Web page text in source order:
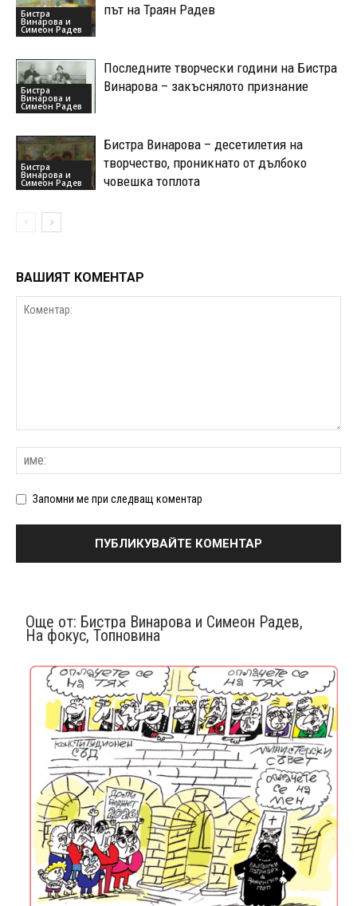
Бистра
Винарова и
Симеон Радев
път на Траян Радев
Бистра
Винарова и
Симеон Радев
Последните творчески години на Бистра
Винарова – закъснялото признание
Бистра
Винарова и
Симеон Радев
Бистра Винарова – десетилетия на
творчество, проникнато от дълбоко
човешка топлота
ВАШИЯТ КОМЕНТАР
Запомни ме при следващ коментар
Още от: Бистра Винарова и Симеон Радев,
На фокус, Топновина